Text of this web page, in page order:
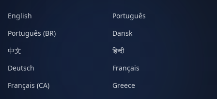
English
Português
Português (BR)
Dansk
中文
हिन्दी
Deutsch
Français
Français (CA)
Greece